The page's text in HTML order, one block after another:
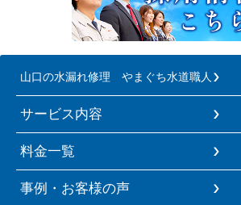
山口の水漏れ修理 やまぐち水道職人
サービス内容
料金一覧
事例・お客様の声